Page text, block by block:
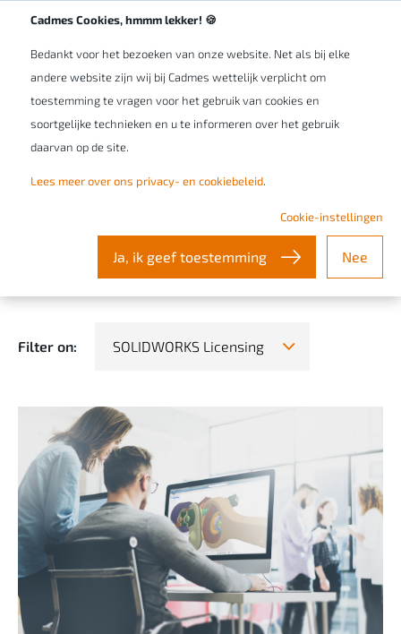
Cadmes Cookies, hmmm lekker! 🍪
Bedankt voor het bezoeken van onze website. Net als bij elke
andere website zijn wij bij Cadmes wettelijk verplicht om
toestemming te vragen voor het gebruik van cookies en
soortgelijke technieken en u te informeren over het gebruik
daarvan op de site.
Lees meer over ons privacy- en cookiebeleid.
Cookie-instellingen
Ja, ik geef toestemming Nee
Cadmes Stories
Read all about the experiences of our experts and
customers in the manufacturing industry.
Filter on: SOLIDWORKS Licensing